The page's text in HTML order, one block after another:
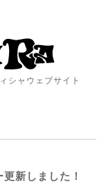
シャウェブサイト
新しました！